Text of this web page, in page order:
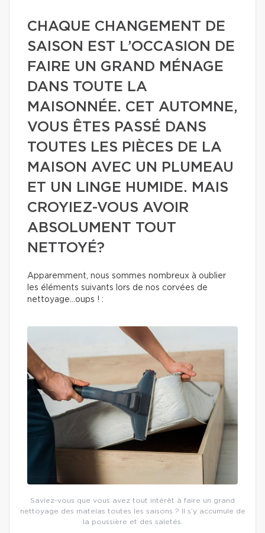
CHAQUE CHANGEMENT DE
SAISON EST L’OCCASION DE
FAIRE UN GRAND MÉNAGE
DANS TOUTE LA
MAISONNÉE. CET AUTOMNE,
VOUS ÊTES PASSÉ DANS
TOUTES LES PIÈCES DE LA
MAISON AVEC UN PLUMEAU
ET UN LINGE HUMIDE. MAIS
CROYIEZ-VOUS AVOIR
ABSOLUMENT TOUT
NETTOYÉ?
Apparemment, nous sommes nombreux à oublier
les éléments suivants lors de nos corvées de
nettoyage…oups ! :
Saviez-vous que vous avez tout intérêt à faire un grand
nettoyage des matelas toutes les saisons ? Il s’y accumule de
la poussière et des saletés.